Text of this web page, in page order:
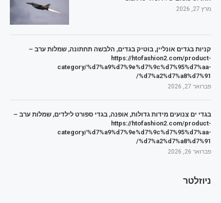
מרץ 27, 2026
קניות בגדים אונליין, בוטיק בגדים, הלבשה תחתונה, שמלות ערב –
https://htofashion2.com/product-
category/%d7%a9%d7%9e%d7%9c%d7%95%d7%aa-
%d7%a2%d7%a8%d7%91/
פברואר 27, 2026
בגדי ים צנועים מידות גדולות, אופנה, בגדי ספורט לילדים, שמלות ערב –
https://htofashion2.com/product-
category/%d7%a9%d7%9e%d7%9c%d7%95%d7%aa-
%d7%a2%d7%a8%d7%91/
פברואר 26, 2026
ניוזלטר